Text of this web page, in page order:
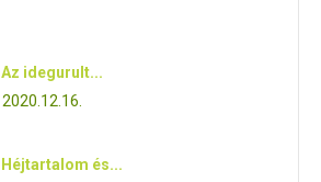
Az idegurult...
2020.12.16.
Héjtartalom és...